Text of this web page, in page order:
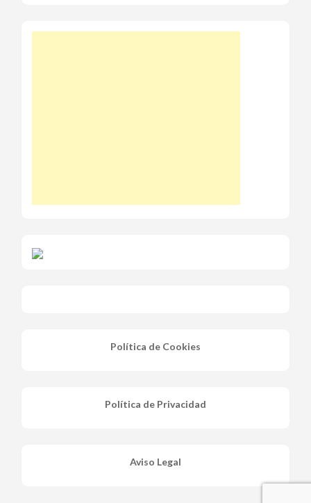
Política de Cookies
Política de Privacidad
Aviso Legal